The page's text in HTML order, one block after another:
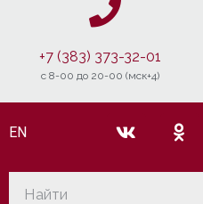
+7 (383) 373-32-01
c 8-00 до 20-00 (мск+4)
EN